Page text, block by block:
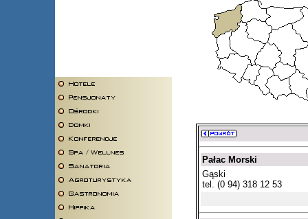
Pałac Morski
Gąski
tel. (0 94) 318 12 53